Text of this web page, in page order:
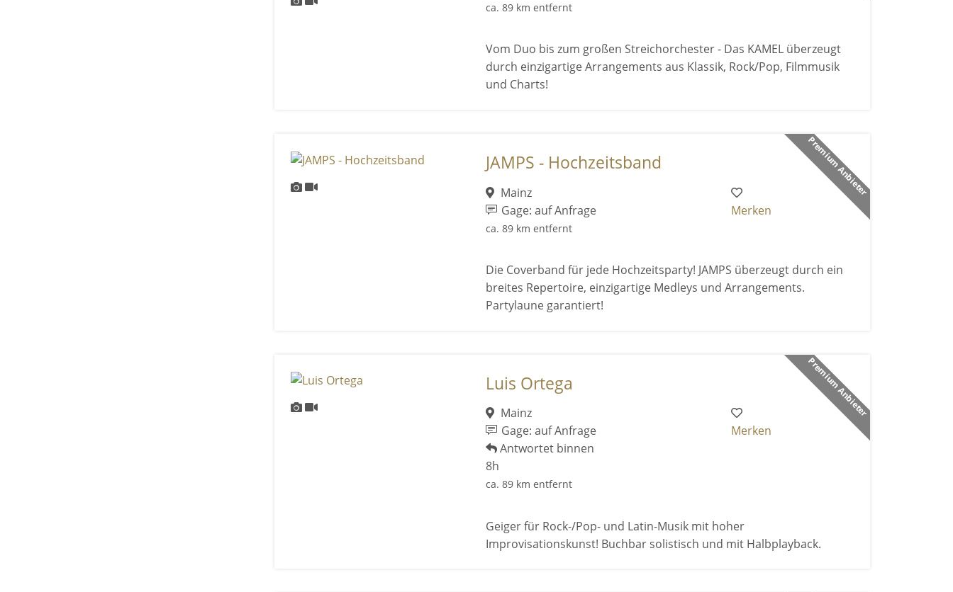
ca. 89 km entfernt
Vom Duo bis zum großen Streichorchester - Das KAMEL überzeugt
durch einzigartige Arrangements aus Klassik, Rock/Pop, Filmmusik
und Charts!
Premium Anbieter
JAMPS - Hochzeitsband
Mainz
Gage: auf Anfrage
ca. 89 km entfernt
Merken
Die Coverband für jede Hochzeitsparty! JAMPS überzeugt durch ein
breites Repertoire, einzigartige Medleys und Arrangements.
Partylaune garantiert!
Premium Anbieter
Luis Ortega
Mainz
Gage: auf Anfrage
Antwortet binnen
8h
ca. 89 km entfernt
Merken
Geiger für Rock-/Pop- und Latin-Musik mit hoher
Improvisationskunst! Buchbar solistisch und mit Halbplayback.